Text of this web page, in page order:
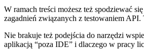
W ramach treści możesz też spodziewać
zagadnień związanych z testowaniem
Nie brakuje też podejścia do narzędzi
aplikacją “poza IDE” i dlaczego w pracy